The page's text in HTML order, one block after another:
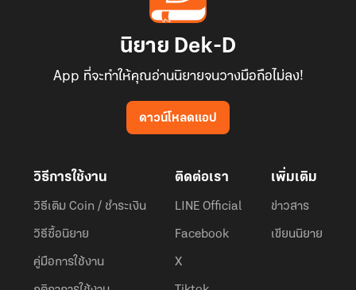
นิยาย Dek-D
App ที่จะทำให้คุณอ่านนิยายจนวางมือถือไม่ลง!
ดาวน์โหลดแอป
วิธีการใช้งาน
วิธีเติม Coin / ชำระเงิน
วิธีซื้อนิยาย
คู่มือการใช้งาน
ติดต่อเรา
LINE Official
Facebook
X
เพิ่มเติม
ข่าวสาร
เขียนนิยาย